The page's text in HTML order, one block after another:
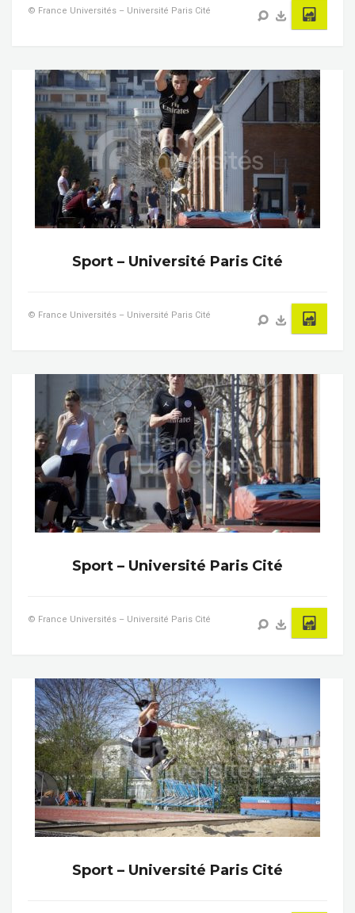
© France Universités – Université Paris Cité
Sport – Université Paris Cité
© France Universités – Université Paris Cité
Sport – Université Paris Cité
© France Universités – Université Paris Cité
Sport – Université Paris Cité